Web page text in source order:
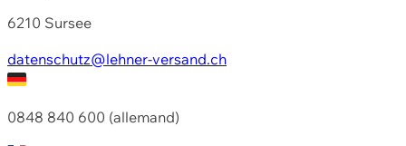
6210 Sursee
datenschutz@lehner-versand.ch
0848 840 600 (allemand)